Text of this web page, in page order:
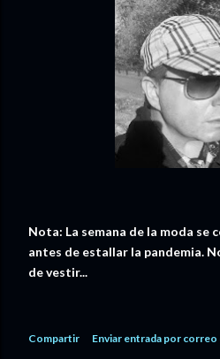
Nota: La semana de la moda se
antes de estallar la pandemia.
de vestir...
Compartir Enviar entrada por